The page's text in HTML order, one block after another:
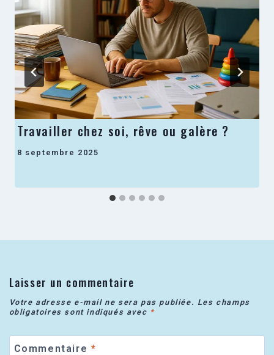
Travailler chez soi, rêve ou galère ?
8 septembre 2025
Laisser un commentaire
Votre adresse e-mail ne sera pas publiée. Les champs
obligatoires sont indiqués avec *
Commentaire *